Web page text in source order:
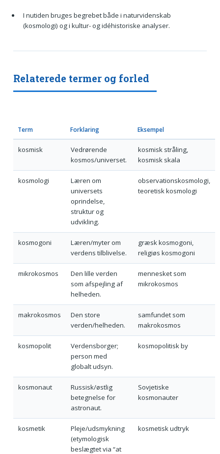
I nutiden bruges begrebet både i naturvidenskab
(kosmologi) og i kultur- og idéhistoriske analyser.
Relaterede termer og forled
Term Forklaring Eksempel
kosmisk
Vedrørende
kosmos/universet.
kosmisk stråling,
kosmisk skala
kosmologi
Læren om
universets
oprindelse,
struktur og
udvikling.
observationskosmologi,
teoretisk kosmologi
kosmogoni
Læren/myter om
verdens tilblivelse.
græsk kosmogoni,
religiøs kosmogoni
mikrokosmos
Den lille verden
som afspejling af
helheden.
mennesket som
mikrokosmos
makrokosmos
Den store
verden/helheden.
samfundet som
makrokosmos
kosmopolit
Verdensborger;
person med
globalt udsyn.
kosmopolitisk by
kosmonaut
Russisk/østlig
betegnelse for
astronaut.
Sovjetiske
kosmonauter
kosmetik
Pleje/udsmykning
(etymologisk
beslægtet via “at
kosmetisk udtryk